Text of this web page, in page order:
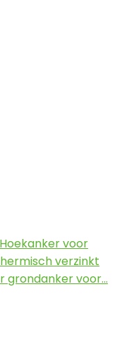
voor
verzinkt
grondanker voor…